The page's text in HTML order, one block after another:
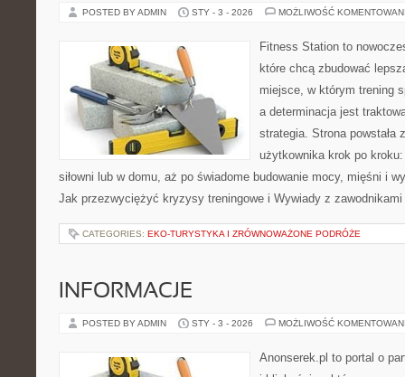
POSTED BY ADMIN STY - 3 - 2026 MOŻLIWOŚĆ
Fitness Station to
które chcą zbudować
miejsce, w którym trening
a determinacja jest
strategia. Strona
użytkownika krok po
siłowni lub w domu, aż po świadome budowanie mocy, mięśni i
Jak przezwyciężyć kryzysy treningowe i Wywiady z
CATEGORIES: EKO-TURYSTYKA I ZRÓWNOWAŻONE PODRÓŻE
INFORMACJE
POSTED BY ADMIN STY - 3 - 2026 MOŻLIWOŚĆ
Anonserek.pl to portal o